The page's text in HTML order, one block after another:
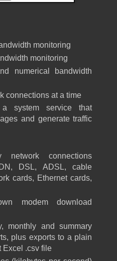
monitoring
monitoring
numerical bandwidth
connections at a time
system service that
and generate traffic
network connections
DSL, ADSL, cable
cards, Ethernet cards,
modem download
monthly and summary
plus exports to a plain
Excel .csv file